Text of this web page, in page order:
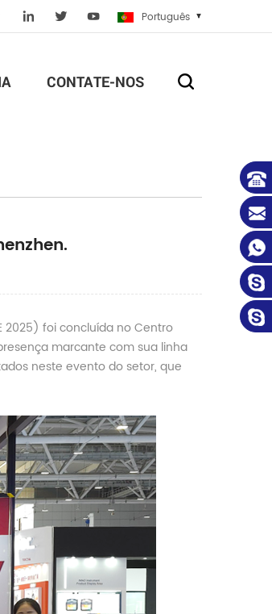
Português
CONTATE-NOS
2025) foi concluída no Centro
marcante com sua linha
neste evento do setor, que